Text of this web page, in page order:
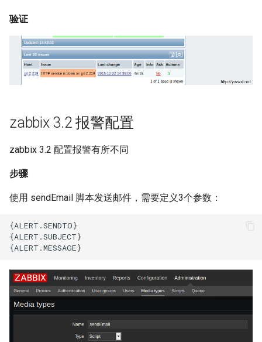
验证
zabbix 3.2 报警配置
zabbix 3.2 配置报警有所不同
步骤
使用 sendEmail 脚本发送邮件，需要定义3个参数：
{ALERT.SENDTO}
{ALERT.SUBJECT}